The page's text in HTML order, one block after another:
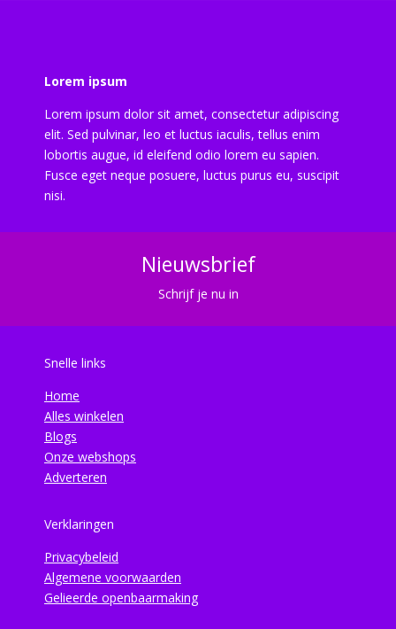
Lorem ipsum
Lorem ipsum dolor sit amet, consectetur adipiscing
elit. Sed pulvinar, leo et luctus iaculis, tellus enim
lobortis augue, id eleifend odio lorem eu sapien.
Fusce eget neque posuere, luctus purus eu, suscipit
nisi.
Nieuwsbrief
Schrijf je nu in
Snelle links
Home
Alles winkelen
Blogs
Onze webshops
Adverteren
Verklaringen
Privacybeleid
Algemene voorwaarden
Gelieerde openbaarmaking